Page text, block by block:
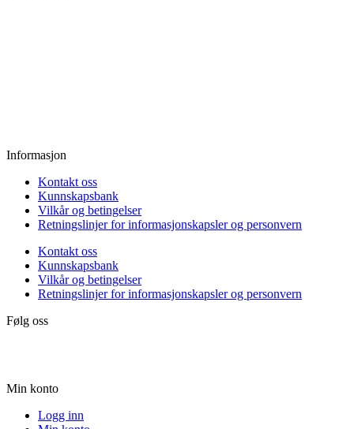
Informasjon
Kontakt oss
Kunnskapsbank
Vilkår og betingelser
Retningslinjer for informasjonskapsler og personvern
Kontakt oss
Kunnskapsbank
Vilkår og betingelser
Retningslinjer for informasjonskapsler og personvern
Følg oss
Min konto
Logg inn